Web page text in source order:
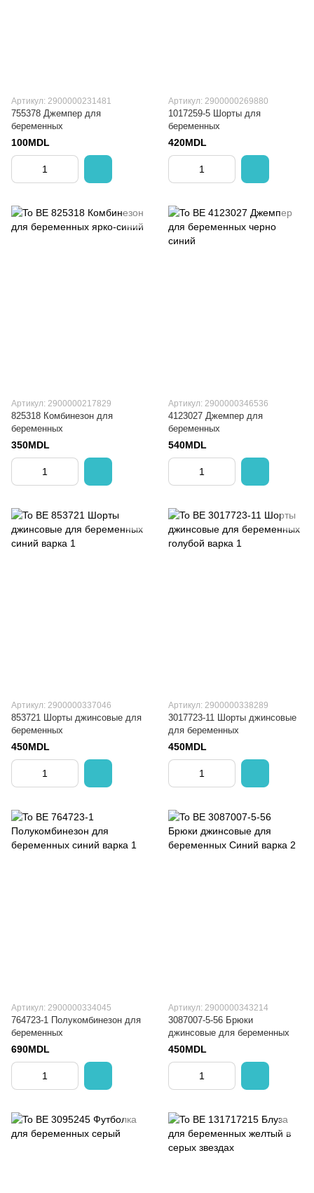
Артикул: 2900000231481
755378 Джемпер для
беременных
100MDL
Артикул: 2900000269880
1017259-5 Шорты для
беременных
420MDL
Артикул: 2900000217829
825318 Комбинезон для
беременных
350MDL
Артикул: 2900000346536
4123027 Джемпер для
беременных
540MDL
Артикул: 2900000337046
853721 Шорты джинсовые для
беременных
450MDL
Артикул: 2900000338289
3017723-11 Шорты джинсовые
для беременных
450MDL
Артикул: 2900000334045
764723-1 Полукомбинезон для
беременных
690MDL
Артикул: 2900000343214
3087007-5-56 Брюки
джинсовые для беременных
450MDL